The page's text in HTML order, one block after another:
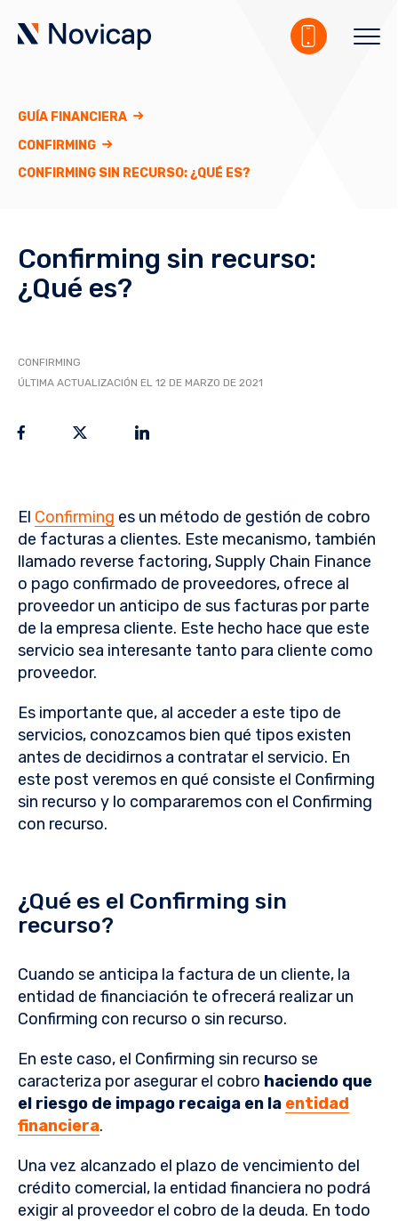
GUÍA FINANCIERA
CONFIRMING
CONFIRMING SIN RECURSO: ¿QUÉ ES?
Confirming sin recurso:
¿Qué es?
CONFIRMING
ÚLTIMA ACTUALIZACIÓN EL 12 DE MARZO DE 2021
El Confirming es un método de gestión de cobro
de facturas a clientes. Este mecanismo, también
llamado reverse factoring, Supply Chain Finance
o pago confirmado de proveedores, ofrece al
proveedor un anticipo de sus facturas por parte
de la empresa cliente. Este hecho hace que este
servicio sea interesante tanto para cliente como
proveedor.
Es importante que, al acceder a este tipo de
servicios, conozcamos bien qué tipos existen
antes de decidirnos a contratar el servicio. En
este post veremos en qué consiste el Confirming
sin recurso y lo compararemos con el Confirming
con recurso.
¿Qué es el Confirming sin
recurso?
Cuando se anticipa la factura de un cliente, la
entidad de financiación te ofrecerá realizar un
Confirming con recurso o sin recurso.
En este caso, el Confirming sin recurso se
caracteriza por asegurar el cobro haciendo que
el riesgo de impago recaiga en la entidad
financiera.
Una vez alcanzado el plazo de vencimiento del
crédito comercial, la entidad financiera no podrá
exigir al proveedor el cobro de la deuda. En todo